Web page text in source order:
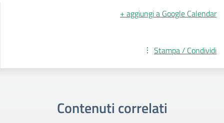
+ aggiungi a Google Calendar
Stampa / Condividi
Contenuti correlati